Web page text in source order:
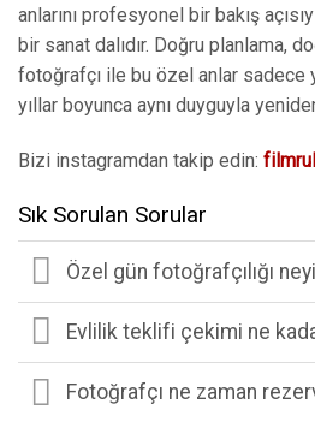
anlarını profesyonel bir bakış
bir sanat dalıdır. Doğru planlama,
fotoğrafçı ile bu özel anlar sadece
yıllar boyunca aynı duyguyla
Bizi instagramdan takip edin:
Sık Sorulan Sorular
Özel gün fotoğrafçılığı
Evlilik teklifi çekimi ne
Fotoğrafçı ne zaman